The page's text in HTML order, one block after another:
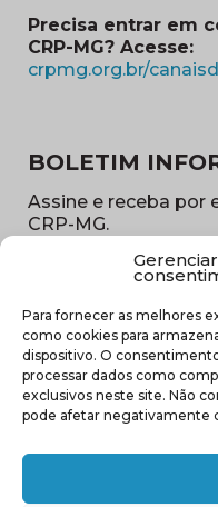
Para fornecer as melhores
como cookies para
dispositivo. O
processar dados como
exclusivos neste site. Não
pode afetar negativamente
Precisa entrar em
CRP-MG? Acesse:
crpmg.org.br/
BOLETIM
Assine e receba por
CRP-MG.
E-
mail
(obrigatório)
Sub
região